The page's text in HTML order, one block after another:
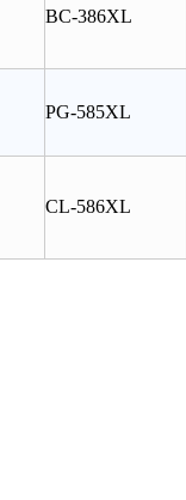
BC-386XL
PG-585XL
CL-586XL